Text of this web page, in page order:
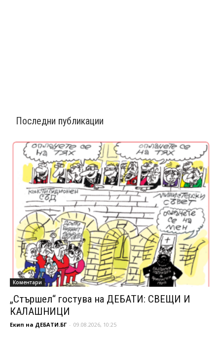
Последни публикации
Коментари
„Стършел“ гостува на ДЕБАТИ: СВЕЩИ И
КАЛАШНИЦИ
Екип на ДЕБАТИ.БГ - 09.08.2026, 10:25